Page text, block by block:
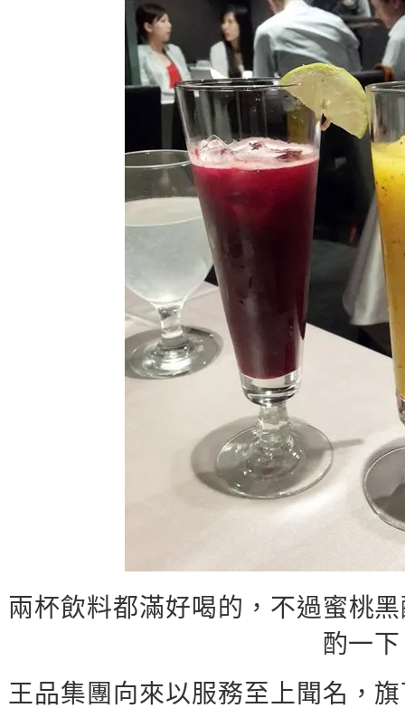
兩杯飲料都滿好喝的，不過蜜桃
酌一下
王品集團向來以服務至上聞名，